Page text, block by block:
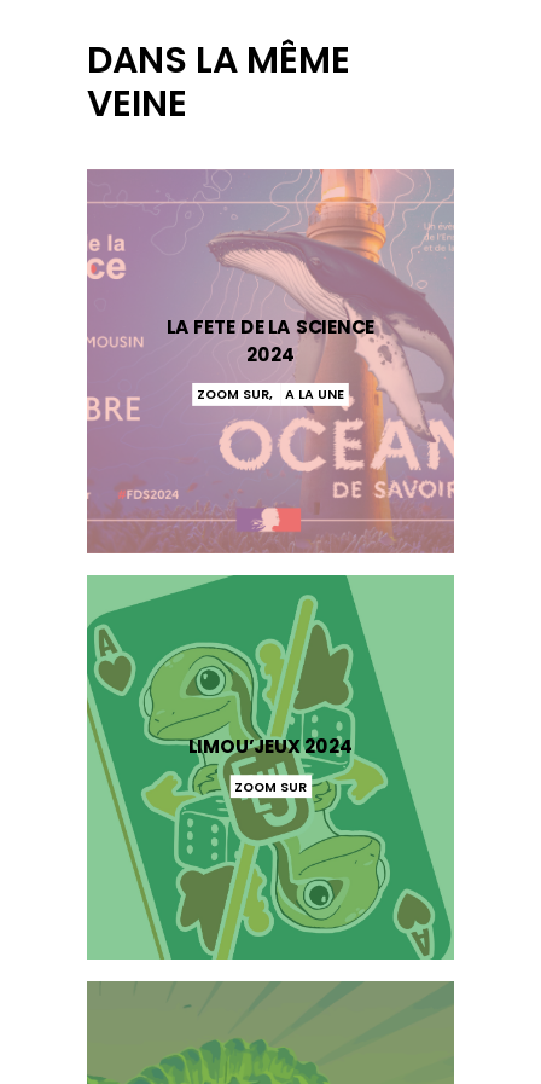
DANS LA MÊME
VEINE
LA FETE DE LA SCIENCE
2024
ZOOM SUR, A LA UNE
LIMOU’JEUX 2024
ZOOM SUR